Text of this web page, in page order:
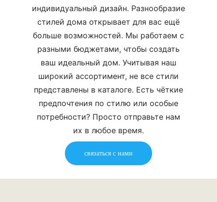
индивидуальный дизайн. Разнообразие
стилей дома открывает для вас ещё
больше возможностей. Мы работаем с
разными бюджетами, чтобы создать
ваш идеальный дом. Учитывая наш
широкий ассортимент, не все стили
представлены в каталоге. Есть чёткие
предпочтения по стилю или особые
потребности? Просто отправьте нам
их в любое время.
связаться с нами